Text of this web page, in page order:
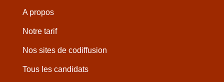
A propos
Notre tarif
Nos sites de codiffusion
Tous les candidats